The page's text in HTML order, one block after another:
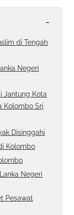
-
di Tengah
Negeri
Jantung Kota
Kolombo Sri
Disinggahi
Kolombo
Negeri
Pesawat